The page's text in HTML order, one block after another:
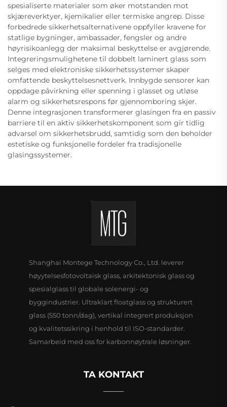
spesialiserte materialer som øker motstanden mot
skjæreverktyer, kjemikalier eller termiske angrep. Disse
forbedrede sikkerhetsalternativene oppfyller kravene for
statlige bygninger, ambassader, fengsler og andre
høyrisikoanlegg der maksimal beskyttelse er avgjørende.
Integreringsmulighetene til dobbelt laminert glass som
selges med elektroniske sikkerhetssystemer skaper
omfattende beskyttelsesnettverk. Innbygde sensorer kan
oppdage påvirkning eller spenning i glasset og utløse
alarm og sikkerhetsrespons før gjennomboring skjer.
Denne integrasjonen transformerer glasingen fra en passiv
barriere til en aktiv sikkerhetskomponent som gir tidlig
advarsel om sikkerhetsbrudd, samtidig som den beholder
estetiske og funksjonelle fordeler fra tradisjonelle
glasingssystemer.
Shanghai Montege Technology Co., Ltd. leverer
høyytelsesfotovoltaisk glass, arkitektonisk glass og
spesialglass til globale solenergi- og
byggindustrier. Ultraklart floatglass og strukturert
glass (550 tonn/dag), vertikal integrert produksjon
og kvalitetssikring i henhold til ISO-standarder.
Samarbeid med oss for karbonnøytrale løsninger.
TA KONTAKT